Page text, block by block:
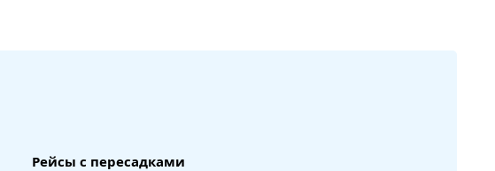
Рейсы с пересадками